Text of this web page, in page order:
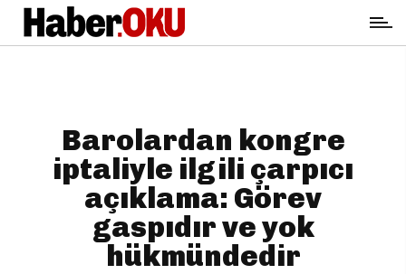
Barolardan kongre
iptaliyle ilgili çarpıcı
açıklama: Görev
gaspıdır ve yok
hükmündedir